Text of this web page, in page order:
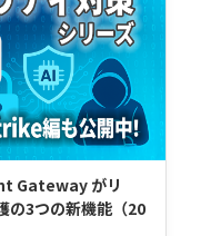
Gateway がリ
の3つの新機能（20